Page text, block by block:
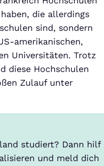
die allerdings
sind, sondern
amerikanischen,
Universitäten. Trotz
diese Hochschulen
Zulauf unter
studiert? Dann hilf
und meld dich